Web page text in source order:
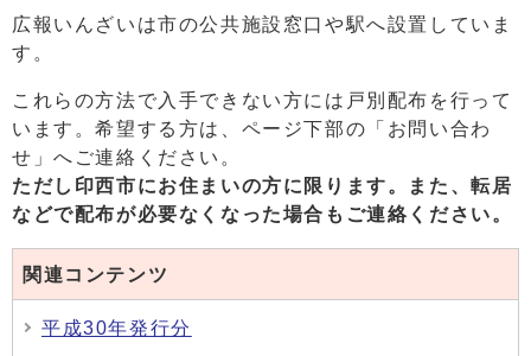
広報いんざいは市の公共施設窓口や駅へ設置していま
す。
これらの方法で入手できない方には戸別配布を行って
います。希望する方は、ページ下部の「お問い合わ
せ」へご連絡ください。
ただし印西市にお住まいの方に限ります。また、転居
などで配布が必要なくなった場合もご連絡ください。
関連コンテンツ
平成30年発行分